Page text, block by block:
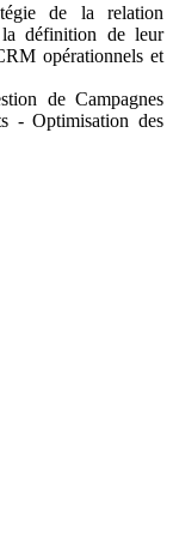
de la relation
la définition de leur
opérationnels et
de Campagnes
- Optimisation des